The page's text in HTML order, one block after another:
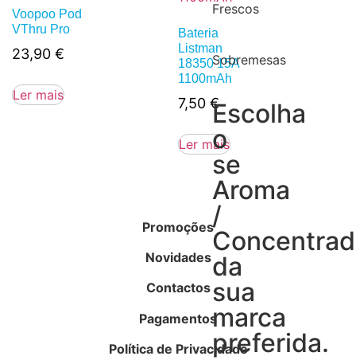
Frescos
Sobremesas
Escolha
o
se
Aroma
/
da
sua
marca
preferida.
Voopoo Pod
VThru Pro
23,90 €
Ler mais
Bateria
Listman
18350 15A
1100mAh
7,50 €
Ler mais
Promoções
Novidades
Contactos
Pagamentos
Política de Privacidade